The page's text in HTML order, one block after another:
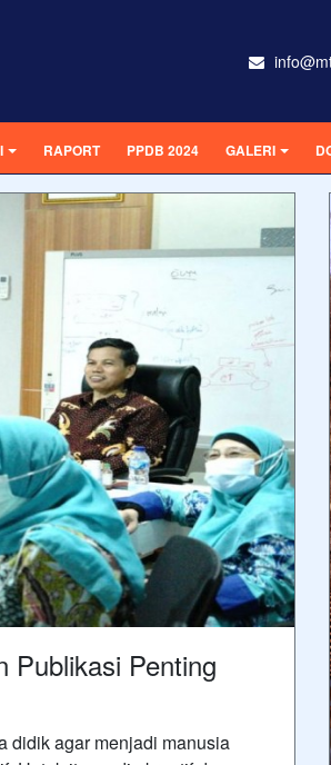
RAPORT PPDB 2024 GALERI
Publikasi Penting
didik agar menjadi manusia